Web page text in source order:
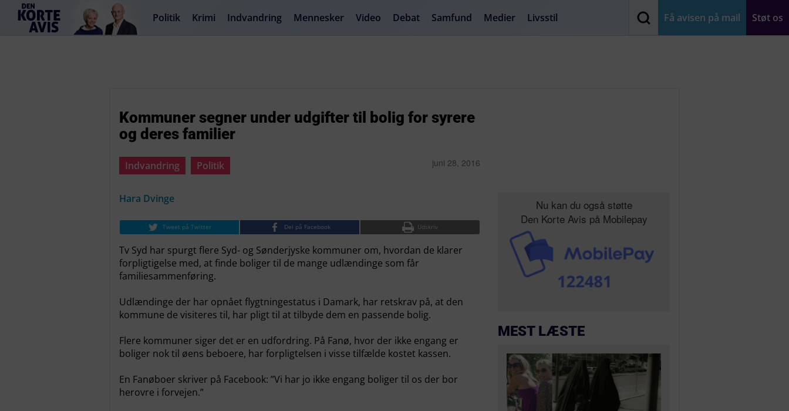
Få avisen på mail Støt os
Politik Krimi Indvandring Mennesker Video Debat Samfund Medier Livsstil
Kommuner segner under udgifter til bolig for syrere
og deres familier
Indvandring Politik juni 28, 2016
Hara Dvinge
Tweet på Twitter Del på Facebook Udskriv
Tv Syd har spurgt flere Syd- og Sønderjyske kommuner om, hvordan de klarer
forpligtigelse med, at finde boliger til de mange udlændinge som får
familiesammenføring.
Udlændinge der har opnået flygtningestatus i Damark, har retskrav på, at den
kommune de visiteres til, har pligt til at tilbyde dem en passende bolig.
Flere kommuner siger det er en udfordring. På Fanø, hvor der ikke engang er
boliger nok til øens beboere, har forpligtelsen i visse tilfælde kostet kassen.
En Fanøboer skriver på Facebook: ”Vi har jo ikke engang boliger til os der bor
herovre i forvejen.”
Nu kan du også støtte
Den Korte Avis på Mobilepay
MEST LÆSTE